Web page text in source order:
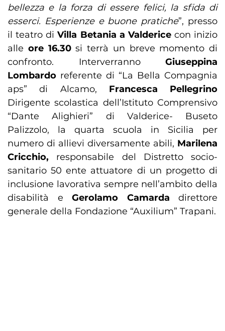
bellezza e la forza di essere felici, la sfida di
esserci. Esperienze e buone pratiche”, presso
il teatro diVilla Betania a Valdericecon inizio
alle ore 16.30si terrà un breve momento di
confronto. Interverranno Giuseppina
Lombardo referente di “La Bella Compagnia
aps” di Alcamo, Francesca Pellegrino
Dirigente scolastica dell’Istituto Comprensivo
“Dante Alighieri” di Valderice- Buseto
Palizzolo, la quarta scuola in Sicilia per
numero di allievi diversamente abili, Marilena
Cricchio, responsabile del Distretto socio-
sanitario 50 ente attuatore di un progetto di
inclusione lavorativa sempre nell’ambito della
disabilità e Gerolamo Camarda direttore
generale della Fondazione “Auxilium” Trapani.